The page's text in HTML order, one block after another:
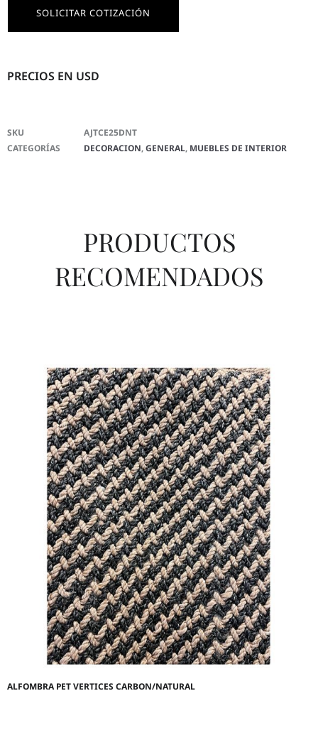
SOLICITAR COTIZACIÓN
PRECIOS EN USD
SKU
AJTCE25DNT
CATEGORÍAS
DECORACION,GENERAL, MUEBLES DE INTERIOR
PRODUCTOS
RECOMENDADOS
ALFOMBRA PET VERTICES CARBON/NATURAL